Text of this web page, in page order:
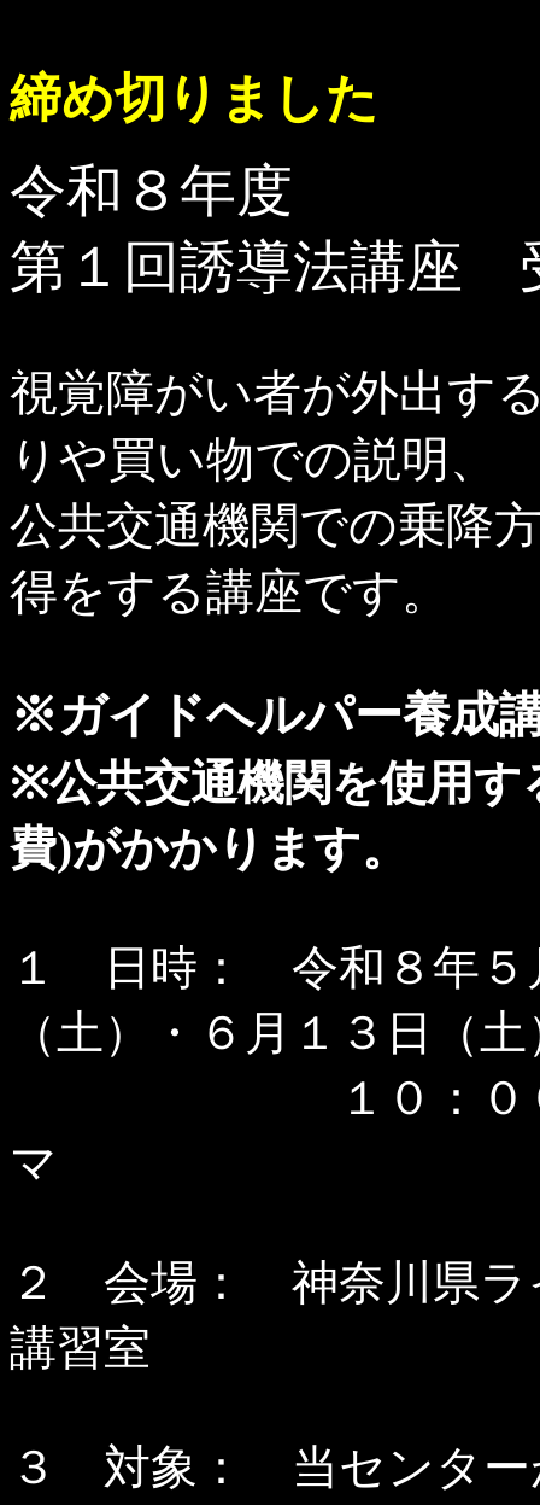
締め切りました
令和８年度
第１回誘導法講座
視覚障がい者が外出す
りや買い物での説明、
公共交通機関での乗降
得をする講座です。
※ガイドヘルパー養成
※公共交通機関を使用す
費)がかかります。
１ 日時： 令和８年５
（土）・６月１３日（土
１０：００
マ
２ 会場： 神奈川県
講習室
３ 対象： 当センター